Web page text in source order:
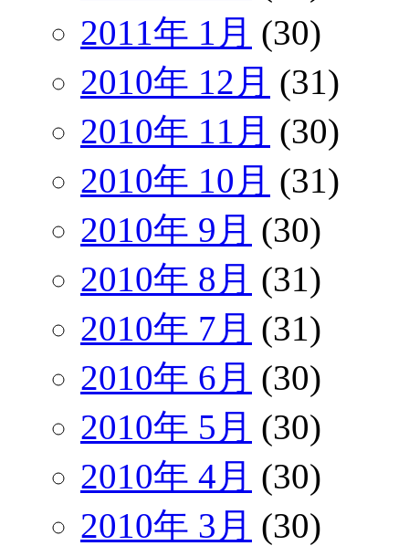
2011年 1月 (30)
2010年 12月 (31)
2010年 11月 (30)
2010年 10月 (31)
2010年 9月 (30)
2010年 8月 (31)
2010年 7月 (31)
2010年 6月 (30)
2010年 5月 (30)
2010年 4月 (30)
2010年 3月 (30)